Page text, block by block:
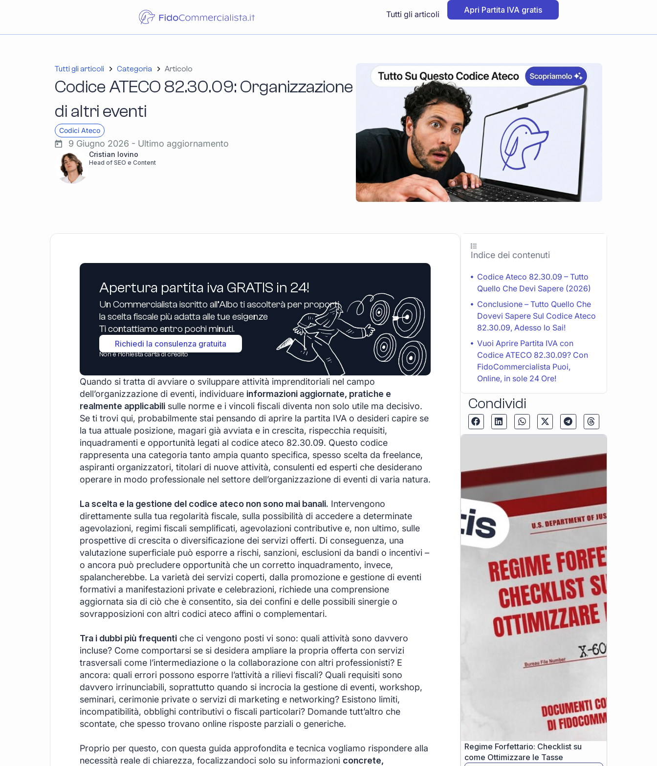
Tutti gli articoli Apri Partita IVA gratis
Tutti gli articoli Categoria Articolo
Codice ATECO 82.30.09: Organizzazione
di altri eventi
Codici Ateco
9 Giugno 2026 - Ultimo aggiornamento
Cristian Iovino
Head of SEO e Content
Apertura partita iva GRATIS in 24!
Un Commercialista iscritto all’Albo ti ascolterà per proporti
la scelta fiscale più adatta alle tue esigenze
Ti contattiamo entro pochi minuti.
Richiedi la consulenza gratuita
Non è richiesta carta di credito
Quando si tratta di avviare o sviluppare attività imprenditoriali nel campo
dell’organizzazione di eventi, individuare informazioni aggiornate, pratiche e
realmente applicabili sulle norme e i vincoli fiscali diventa non solo utile ma decisivo.
Se ti trovi qui, probabilmente stai pensando di aprire la partita IVA o desideri capire se
la tua attuale posizione, magari già avviata e in crescita, rispecchia requisiti,
inquadramenti e opportunità legati al codice ateco 82.30.09. Questo codice
rappresenta una categoria tanto ampia quanto specifica, spesso scelta da freelance,
aspiranti organizzatori, titolari di nuove attività, consulenti ed esperti che desiderano
operare in modo professionale nel settore dell’organizzazione di eventi di varia natura.
La scelta e la gestione del codice ateco non sono mai banali. Intervengono
direttamente sulla tua regolarità fiscale, sulla possibilità di accedere a determinate
agevolazioni, regimi fiscali semplificati, agevolazioni contributive e, non ultimo, sulle
prospettive di crescita o diversificazione dei servizi offerti. Di conseguenza, una
valutazione superficiale può esporre a rischi, sanzioni, esclusioni da bandi o incentivi –
o ancora può precludere opportunità che un corretto inquadramento, invece,
spalancherebbe. La varietà dei servizi coperti, dalla promozione e gestione di eventi
formativi a manifestazioni private e celebrazioni, richiede una comprensione
aggiornata sia di ciò che è consentito, sia dei confini e delle possibili sinergie o
sovrapposizioni con altri codici ateco affini o complementari.
Tra i dubbi più frequenti che ci vengono posti vi sono: quali attività sono davvero
incluse? Come comportarsi se si desidera ampliare la propria offerta con servizi
trasversali come l’intermediazione o la collaborazione con altri professionisti? E
ancora: quali errori possono esporre l’attività a rilievi fiscali? Quali requisiti sono
davvero irrinunciabili, soprattutto quando si incrocia la gestione di eventi, workshop,
seminari, cerimonie private o servizi di marketing e networking? Esistono limiti,
incompatibilità, obblighi contributivi o fiscali particolari? Domande tutt’altro che
scontate, che spesso trovano online risposte parziali o generiche.
Proprio per questo, con questa guida approfondita e tecnica vogliamo rispondere alla
necessità reale di chiarezza, focalizzandoci solo su informazioni concrete,
Indice dei contenuti
Codice Ateco 82.30.09 – Tutto
Quello Che Devi Sapere (2026)
Conclusione – Tutto Quello Che
Dovevi Sapere Sul Codice Ateco
82.30.09, Adesso lo Sai!
Vuoi Aprire Partita IVA con
Codice ATECO 82.30.09? Con
FidoCommercialista Puoi,
Online, in sole 24 Ore!
Condividi
Regime Forfettario: Checklist su
come Ottimizzare le Tasse